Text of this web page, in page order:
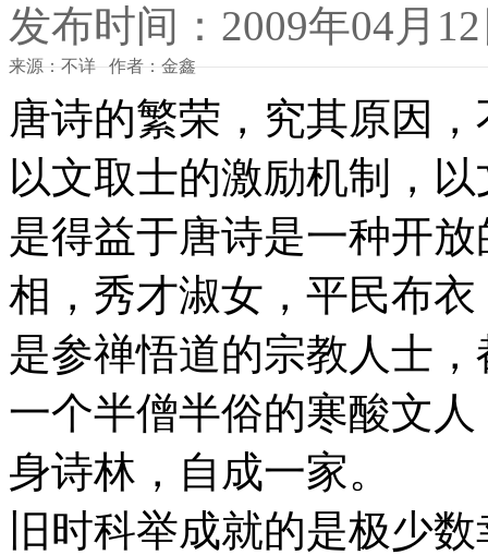
发布时间：2009年04月
来源：不详 作者：金鑫
唐诗的繁荣，究其原因
以文取士的激励机制，
是得益于唐诗是一种开
相，秀才淑女，平民布
是参禅悟道的宗教人士
一个半僧半俗的寒酸文
身诗林，自成一家。
旧时科举成就的是极少